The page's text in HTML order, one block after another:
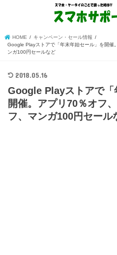
HOME
キャンペーン・セール情報
Google Playストアで「年末年始セール」を開催
ンガ100円セールなど
2018.05.16
Google Playストアで「
開催。アプリ70％オフ
フ、マンガ100円セール